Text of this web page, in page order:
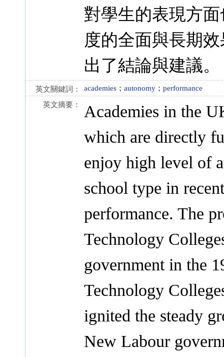
對學生的表現方
度的全面與長期
出了結論與建議。
英文關鍵詞： academies ； autonomy ； performance
英文摘要：
Academies in the
which are directly
enjoy high level of
school type in
performance. The
Technology
government in the
Technology
ignited the steady
New Labour